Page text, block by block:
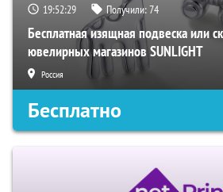
19:52:27 Получили:74
Бесплатная изящная подвеска или
ювелирных магазинов SUNLIGHT
Россия
Бесплатно